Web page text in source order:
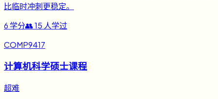
比临时冲刺更稳定。
6 学分👥15 人学过
COMP9417
计算机科学硕士课程
超难